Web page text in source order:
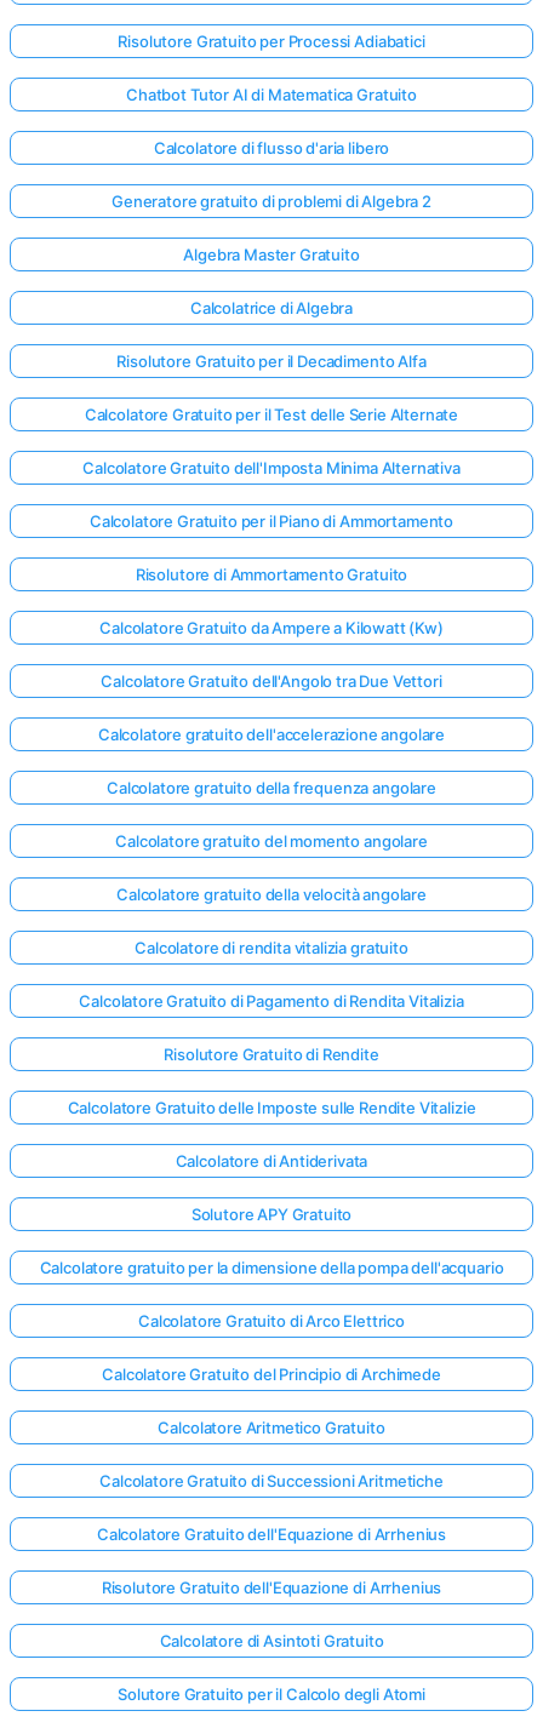
Risolutore Gratuito per Processi Adiabatici
Chatbot Tutor AI di Matematica Gratuito
Calcolatore di flusso d'aria libero
Generatore gratuito di problemi di Algebra 2
Algebra Master Gratuito
Calcolatrice di Algebra
Risolutore Gratuito per il Decadimento Alfa
Calcolatore Gratuito per il Test delle Serie Alternate
Calcolatore Gratuito dell'Imposta Minima Alternativa
Calcolatore Gratuito per il Piano di Ammortamento
Risolutore di Ammortamento Gratuito
Calcolatore Gratuito da Ampere a Kilowatt (Kw)
Calcolatore Gratuito dell'Angolo tra Due Vettori
Calcolatore gratuito dell'accelerazione angolare
Calcolatore gratuito della frequenza angolare
Calcolatore gratuito del momento angolare
Calcolatore gratuito della velocità angolare
Calcolatore di rendita vitalizia gratuito
Calcolatore Gratuito di Pagamento di Rendita Vitalizia
Risolutore Gratuito di Rendite
Calcolatore Gratuito delle Imposte sulle Rendite Vitalizie
Calcolatore di Antiderivata
Solutore APY Gratuito
Calcolatore gratuito per la dimensione della pompa dell'acquario
Calcolatore Gratuito di Arco Elettrico
Calcolatore Gratuito del Principio di Archimede
Calcolatore Aritmetico Gratuito
Calcolatore Gratuito di Successioni Aritmetiche
Calcolatore Gratuito dell'Equazione di Arrhenius
Risolutore Gratuito dell'Equazione di Arrhenius
Calcolatore di Asintoti Gratuito
Solutore Gratuito per il Calcolo degli Atomi